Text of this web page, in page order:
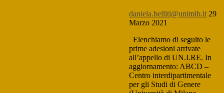
daniela.belliti@unimib.it 29
Marzo 2021
Elenchiamo di seguito le
prime adesioni arrivate
all’appello di UN.I.RE. In
aggiornamento: ABCD –
Centro interdipartimentale
per gli Studi di Genere